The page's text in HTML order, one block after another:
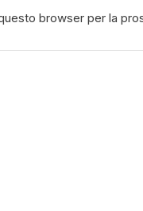
browser per la